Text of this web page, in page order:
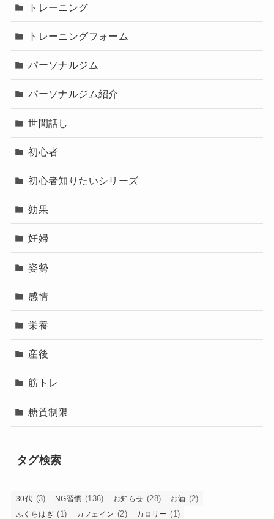
トレーニング
トレーニングフォーム
パーソナルジム
パーソナルジム紹介
世間話し
初心者
初心者知りたいシリーズ
効果
妊婦
姿勢
感情
栄養
産後
筋トレ
糖質制限
タグ検索
30代 (3) NG習慣 (136) お知らせ (28) お酒 (2)
ふくらはぎ (1) カフェイン (2) カロリー (1)